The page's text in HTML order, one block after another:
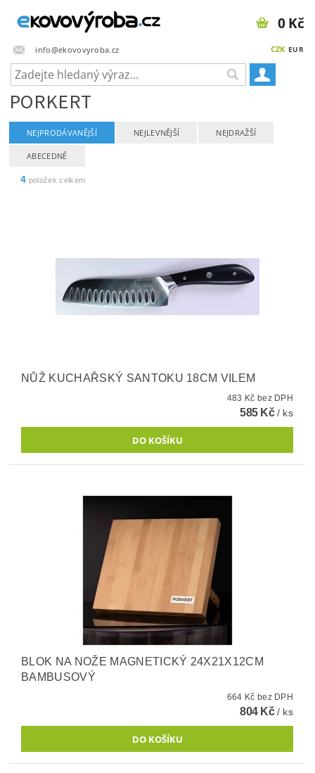
info@ekovovyroba.cz CZK EUR
0 Kč
PORKERT
NEJPRODÁVANĚJŠÍ NEJLEVNĚJŠÍ NEJDRAŽŠÍ
ABECEDNĚ
4 položek celkem
NŮŽ KUCHAŘSKÝ SANTOKU 18CM VILEM
483 Kč bez DPH
585 Kč/ ks
BLOK NA NOŽE MAGNETICKÝ 24X21X12CM
BAMBUSOVÝ
664 Kč bez DPH
804 Kč/ ks